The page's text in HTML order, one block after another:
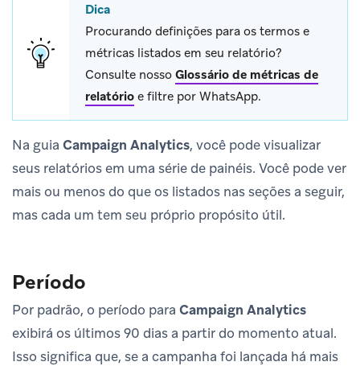
Dica
Procurando definições para os termos e
métricas listados em seu relatório?
Consulte nosso Glossário de métricas de
relatório e filtre por WhatsApp.
Na guia Campaign Analytics, você pode visualizar
seus relatórios em uma série de painéis. Você pode ver
mais ou menos do que os listados nas seções a seguir,
mas cada um tem seu próprio propósito útil.
Período
Por padrão, o período para Campaign Analytics
exibirá os últimos 90 dias a partir do momento atual.
Isso significa que, se a campanha foi lançada há mais